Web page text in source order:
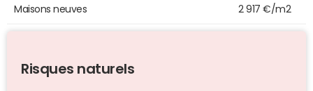
Maisons neuves 2 917 €/m2
Risques naturels